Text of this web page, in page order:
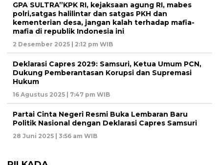
GPA SULTRA”KPK RI, kejaksaan agung RI, mabes
polri,satgas halilintar dan satgas PKH dan
kementerian desa, jangan kalah terhadap mafia-
mafia di republik Indonesia ini
2 Desember 2025 | 2:12 pm WIB
Deklarasi Capres 2029: Samsuri, Ketua Umum PCN,
Dukung Pemberantasan Korupsi dan Supremasi
Hukum
16 Agustus 2025 | 7:47 pm WIB
Partai Cinta Negeri Resmi Buka Lembaran Baru
Politik Nasional dengan Deklarasi Capres Samsuri
28 Juni 2025 | 3:56 am WIB